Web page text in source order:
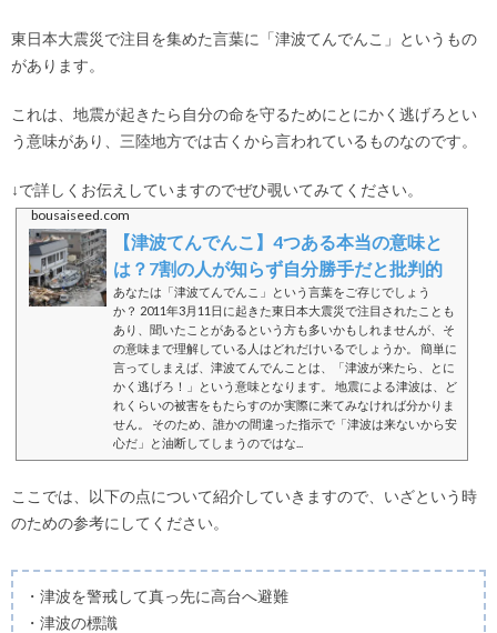
東日本大震災で注目を集めた言葉に「津波てんでんこ」というもの
があります。
これは、地震が起きたら自分の命を守るためにとにかく逃げろとい
う意味があり、三陸地方では古くから言われているものなのです。
↓で詳しくお伝えしていますのでぜひ覗いてみてください。
bousaiseed.com
【津波てんでんこ】4つある本当の意味と
は？7割の人が知らず自分勝手だと批判的
あなたは「津波てんでんこ」という言葉をご存じでしょう
か？ 2011年3月11日に起きた東日本大震災で注目されたことも
あり、聞いたことがあるという方も多いかもしれませんが、そ
の意味まで理解している人はどれだけいるでしょうか。 簡単に
言ってしまえば、津波てんでんことは、「津波が来たら、とに
かく逃げろ！」という意味となります。 地震による津波は、ど
れくらいの被害をもたらすのか実際に来てみなければ分かりま
せん。 そのため、誰かの間違った指示で「津波は来ないから安
心だ」と油断してしまうのではな...
ここでは、以下の点について紹介していきますので、いざという時
のための参考にしてください。
・津波を警戒して真っ先に高台へ避難
・津波の標識